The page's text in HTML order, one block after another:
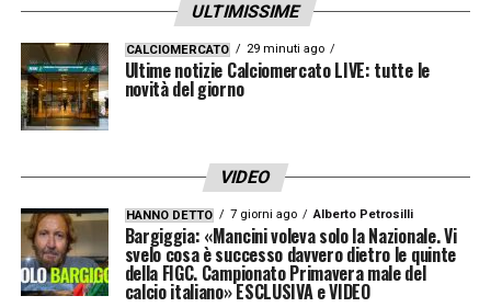
ULTIMISSIME
CALCIOMERCATO 29 minuti ago
Ultime notizie Calciomercato LIVE: tutte le
novità del giorno
VIDEO
HANNO DETTO 7 giorni ago Alberto Petrosilli
Bargiggia: «Mancini voleva solo la Nazionale. Vi
svelo cosa è successo davvero dietro le quinte
della FIGC. Campionato Primavera male del
calcio italiano» ESCLUSIVA e VIDEO